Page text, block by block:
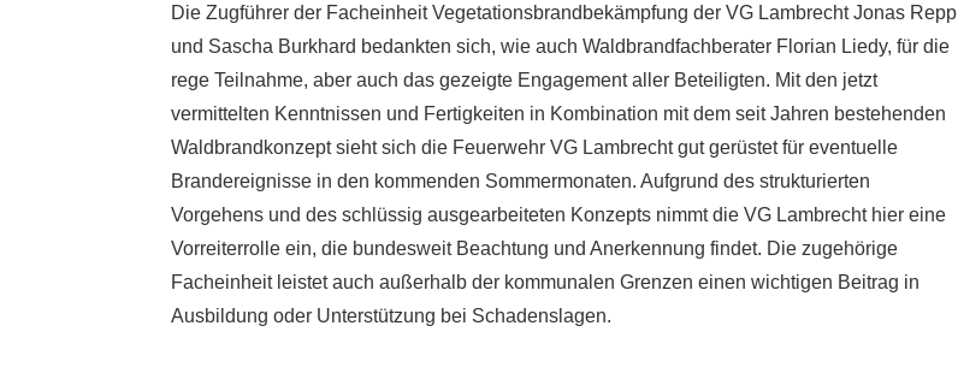
Die Zugführer der Facheinheit Vegetationsbrandbekämpfung der VG Lambrecht Jonas Repp
und Sascha Burkhard bedankten sich, wie auch Waldbrandfachberater Florian Liedy, für die
rege Teilnahme, aber auch das gezeigte Engagement aller Beteiligten. Mit den jetzt
vermittelten Kenntnissen und Fertigkeiten in Kombination mit dem seit Jahren bestehenden
Waldbrandkonzept sieht sich die Feuerwehr VG Lambrecht gut gerüstet für eventuelle
Brandereignisse in den kommenden Sommermonaten. Aufgrund des strukturierten
Vorgehens und des schlüssig ausgearbeiteten Konzepts nimmt die VG Lambrecht hier eine
Vorreiterrolle ein, die bundesweit Beachtung und Anerkennung findet. Die zugehörige
Facheinheit leistet auch außerhalb der kommunalen Grenzen einen wichtigen Beitrag in
Ausbildung oder Unterstützung bei Schadenslagen.